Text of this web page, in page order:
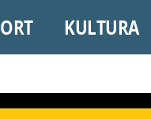
KULTURA